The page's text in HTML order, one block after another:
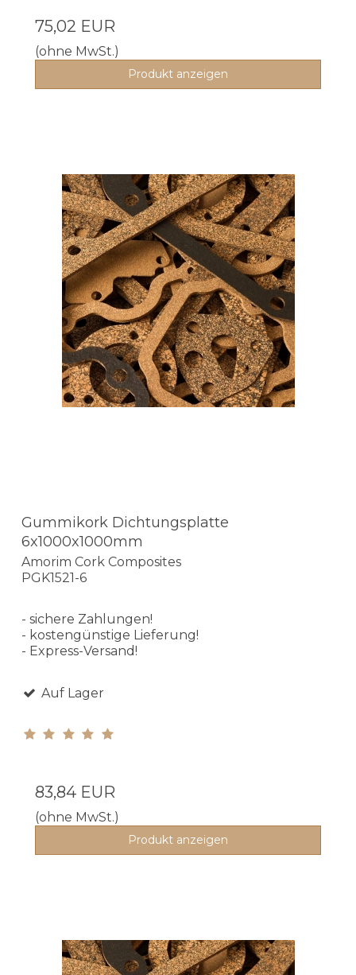
75,02 EUR
(ohne MwSt.)
Produkt anzeigen
Gummikork Dichtungsplatte
6x1000x1000mm
Amorim Cork Composites
PGK1521-6
- sichere Zahlungen!
- kostengünstige Lieferung!
- Express-Versand!
Auf Lager
83,84 EUR
(ohne MwSt.)
Produkt anzeigen